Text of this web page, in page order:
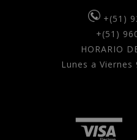
+(51)
+(51)
HORARIO
Lunes a Viernes